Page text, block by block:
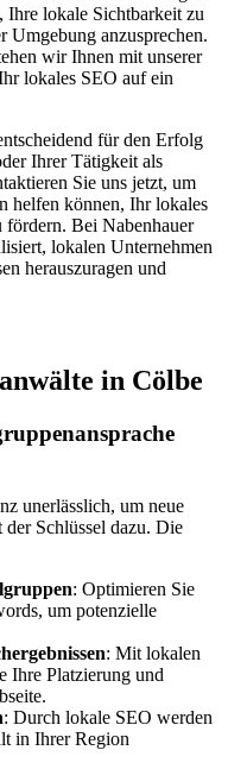
Ihre lokale Sichtbarkeit zu
Umgebung anzusprechen.
wir Ihnen mit unserer
lokales SEO auf ein
für den Erfolg
Ihrer Tätigkeit als
Sie uns jetzt, um
helfen können, Ihr lokales
fördern. Bei Nabenhauer
lokalen Unternehmen
herauszuragen und
in Cölbe
unerlässlich, um neue
Schlüssel dazu. Die
: Optimieren Sie
um potenzielle
: Mit lokalen
Ihre Platzierung und
: Durch lokale SEO werden
in Ihrer Region